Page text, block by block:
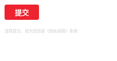
选择提交，视为您同意 《隐私保障》 条例